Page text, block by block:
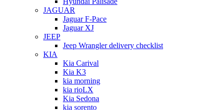
JAGUAR
Jaguar F-Pace
Jaguar XJ
JEEP
Jeep Wrangler delivery checklist
KIA
Kia Carival
Kia K3
kia morning
kia rioLX
Kia Sedona
kia sorento